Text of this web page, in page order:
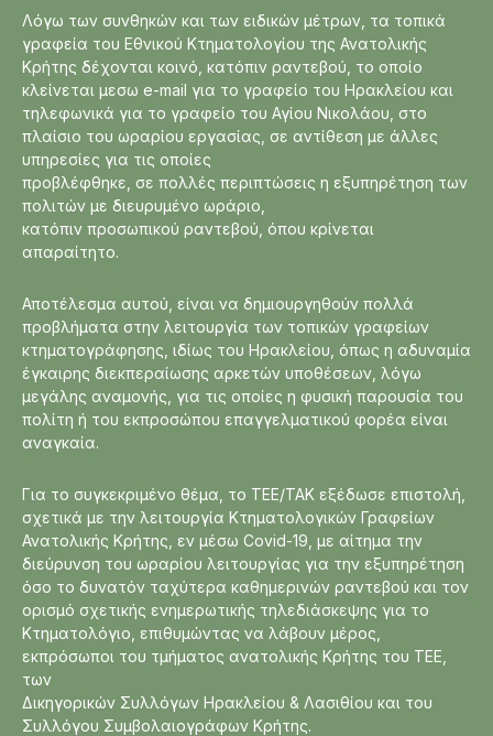
Λόγω των συνθηκών και των ειδικών μέτρων, τα τοπικά
γραφεία του Εθνικού Κτηματολογίου της Ανατολικής
Κρήτης δέχονται κοινό, κατόπιν ραντεβού, το οποίο
κλείνεται μεσω e-mail για το γραφείο του Ηρακλείου και
τηλεφωνικά για το γραφείο του Αγίου Νικολάου, στο
πλαίσιο του ωραρίου εργασίας, σε αντίθεση με άλλες
υπηρεσίες για τις οποίες
προβλέφθηκε, σε πολλές περιπτώσεις η εξυπηρέτηση των
πολιτών με διευρυμένο ωράριο,
κατόπιν προσωπικού ραντεβού, όπου κρίνεται
απαραίτητο.
Αποτέλεσμα αυτού, είναι να δημιουργηθούν πολλά
προβλήματα στην λειτουργία των τοπικών γραφείων
κτηματογράφησης, ιδίως του Ηρακλείου, όπως η αδυναμία
έγκαιρης διεκπεραίωσης αρκετών υποθέσεων, λόγω
μεγάλης αναμονής, για τις οποίες η φυσική παρουσία του
πολίτη ή του εκπροσώπου επαγγελματικού φορέα είναι
αναγκαία.
Για το συγκεκριμένο θέμα, το ΤΕΕ/ΤΑΚ εξέδωσε επιστολή,
σχετικά με την λειτουργία Κτηματολογικών Γραφείων
Ανατολικής Κρήτης, εν μέσω Covid-19, με αίτημα την
διεύρυνση του ωραρίου λειτουργίας για την εξυπηρέτηση
όσο το δυνατόν ταχύτερα καθημερινών ραντεβού και τον
ορισμό σχετικής ενημερωτικής τηλεδιάσκεψης για το
Κτηματολόγιο, επιθυμώντας να λάβουν μέρος,
εκπρόσωποι του τμήματος ανατολικής Κρήτης του ΤΕΕ,
των
Δικηγορικών Συλλόγων Ηρακλείου & Λασιθίου και του
Συλλόγου Συμβολαιογράφων Κρήτης.